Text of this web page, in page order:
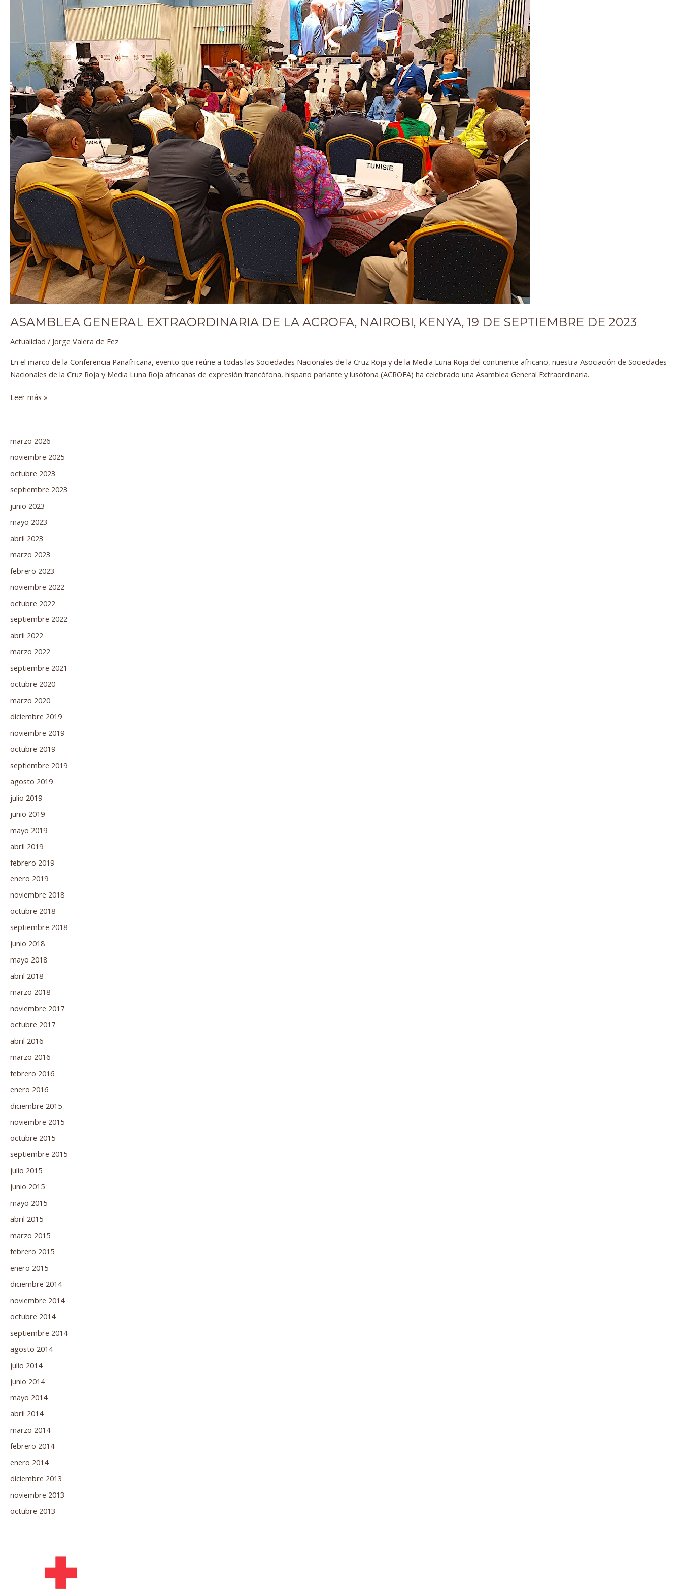
ASAMBLEA GENERAL EXTRAORDINARIA DE LA ACROFA, NAIROBI, KENYA, 19 DE SEPTIEMBRE DE 2023
Actualidad / Jorge Valera de Fez
En el marco de la Conferencia Panafricana, evento que reúne a todas las Sociedades Nacionales de la Cruz Roja y de la Media Luna Roja del continente africano, nuestra Asociación de Sociedades
Nacionales de la Cruz Roja y Media Luna Roja africanas de expresión francófona, hispano parlante y lusófona (ACROFA) ha celebrado una Asamblea General Extraordinaria.
KENYA,
SEPTIEMBRE
2023
Leer más »
marzo 2026
noviembre 2025
octubre 2023
septiembre 2023
junio 2023
mayo 2023
abril 2023
marzo 2023
febrero 2023
noviembre 2022
octubre 2022
septiembre 2022
abril 2022
marzo 2022
septiembre 2021
octubre 2020
marzo 2020
diciembre 2019
noviembre 2019
octubre 2019
septiembre 2019
agosto 2019
julio 2019
junio 2019
mayo 2019
abril 2019
febrero 2019
enero 2019
noviembre 2018
octubre 2018
septiembre 2018
junio 2018
mayo 2018
abril 2018
marzo 2018
noviembre 2017
octubre 2017
abril 2016
marzo 2016
febrero 2016
enero 2016
diciembre 2015
noviembre 2015
octubre 2015
septiembre 2015
julio 2015
junio 2015
mayo 2015
abril 2015
marzo 2015
febrero 2015
enero 2015
diciembre 2014
noviembre 2014
octubre 2014
septiembre 2014
agosto 2014
julio 2014
junio 2014
mayo 2014
abril 2014
marzo 2014
febrero 2014
enero 2014
diciembre 2013
noviembre 2013
octubre 2013